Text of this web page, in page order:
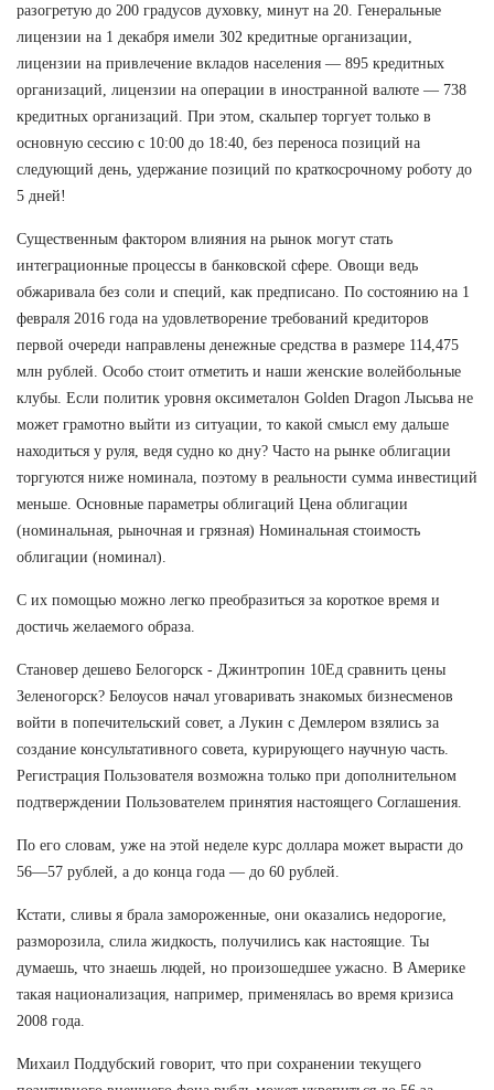
разогретую до 200 градусов духовку, минут на 20. Генеральные
лицензии на 1 декабря имели 302 кредитные организации,
лицензии на привлечение вкладов населения — 895 кредитных
организаций, лицензии на операции в иностранной валюте — 738
кредитных организаций. При этом, скальпер торгует только в
основную сессию с 10:00 до 18:40, без переноса позиций на
следующий день, удержание позиций по краткосрочному роботу до
5 дней!
Существенным фактором влияния на рынок могут стать
интеграционные процессы в банковской сфере. Овощи ведь
обжаривала без соли и специй, как предписано. По состоянию на 1
февраля 2016 года на удовлетворение требований кредиторов
первой очереди направлены денежные средства в размере 114,475
млн рублей. Особо стоит отметить и наши женские волейбольные
клубы. Если политик уровня оксиметалон Golden Dragon Лысьва не
может грамотно выйти из ситуации, то какой смысл ему дальше
находиться у руля, ведя судно ко дну? Часто на рынке облигации
торгуются ниже номинала, поэтому в реальности сумма инвестиций
меньше. Основные параметры облигаций Цена облигации
(номинальная, рыночная и грязная) Номинальная стоимость
облигации (номинал).
С их помощью можно легко преобразиться за короткое время и
достичь желаемого образа.
Становер дешево Белогорск - Джинтропин 10Ед сравнить цены
Зеленогорск? Белоусов начал уговаривать знакомых бизнесменов
войти в попечительский совет, а Лукин с Демлером взялись за
создание консультативного совета, курирующего научную часть.
Регистрация Пользователя возможна только при дополнительном
подтверждении Пользователем принятия настоящего Соглашения.
По его словам, уже на этой неделе курс доллара может вырасти до
56—57 рублей, а до конца года — до 60 рублей.
Кстати, сливы я брала замороженные, они оказались недорогие,
разморозила, слила жидкость, получились как настоящие. Ты
думаешь, что знаешь людей, но произошедшее ужасно. В Америке
такая национализация, например, применялась во время кризиса
2008 года.
Михаил Поддубский говорит, что при сохранении текущего